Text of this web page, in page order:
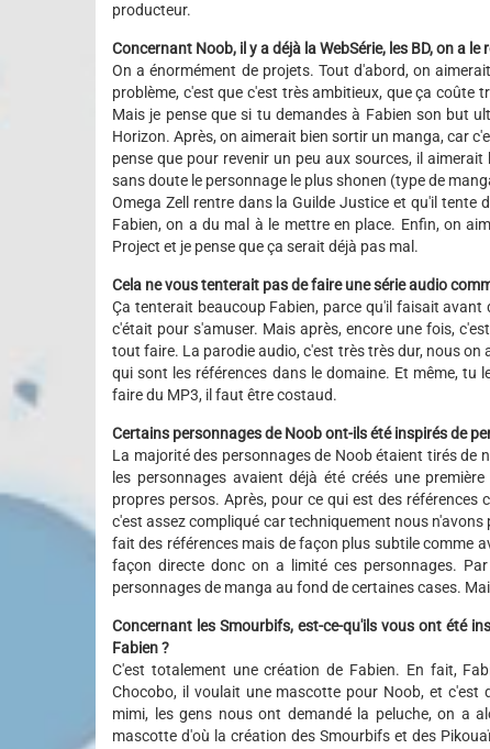
producteur.
Concernant Noob, il y a déjà la WebSérie, les BD, on a
On a énormément de projets. Tout d'abord, on
problème, c'est que c'est très ambitieux, que ça coûte
Mais je pense que si tu demandes à Fabien son but
Horizon. Après, on aimerait bien sortir un manga, car
pense que pour revenir un peu aux sources, il
sans doute le personnage le plus shonen (type de
Omega Zell rentre dans la Guilde Justice et qu'il tente
Fabien, on a du mal à le mettre en place. Enfin, on
Project et je pense que ça serait déjà pas mal.
Cela ne vous tenterait pas de faire une série audio
Ça tenterait beaucoup Fabien, parce qu'il faisait
c'était pour s'amuser. Mais après, encore une fois,
tout faire. La parodie audio, c'est très très dur, nous
qui sont les références dans le domaine. Et même, tu
faire du MP3, il faut être costaud.
Certains personnages de Noob ont-ils été inspirés de
La majorité des personnages de Noob étaient tirés
les personnages avaient déjà été créés une
propres persos. Après, pour ce qui est des
c'est assez compliqué car techniquement nous
fait des références mais de façon plus subtile comme
façon directe donc on a limité ces personnages.
personnages de manga au fond de certaines cases.
Concernant les Smourbifs, est-ce-qu'ils vous ont été
Fabien ?
C'est totalement une création de Fabien. En fait,
Chocobo, il voulait une mascotte pour Noob, et c'est
mimi, les gens nous ont demandé la peluche, on a
mascotte d'où la création des Smourbifs et des